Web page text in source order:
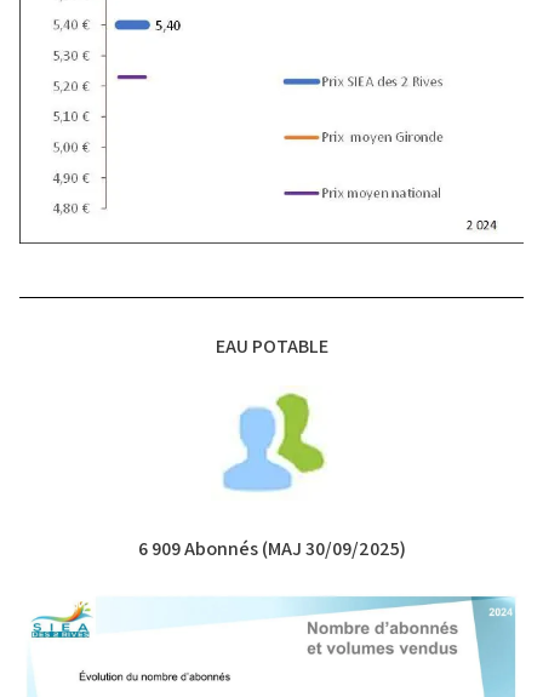
EAU POTABLE
6 909 Abonnés (MAJ 30/09/2025)